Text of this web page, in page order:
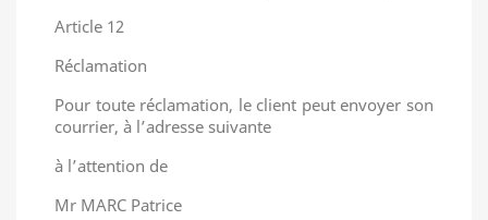
Article 12
Réclamation
Pour toute réclamation, le client peut envoyer son
courrier, à l’adresse suivante
à l’attention de
Mr MARC Patrice